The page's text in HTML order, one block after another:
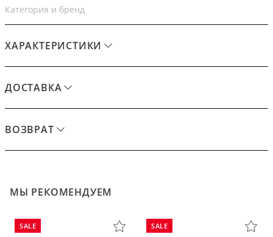
Категория и бренд
ХАРАКТЕРИСТИКИ
ДОСТАВКА
ВОЗВРАТ
МЫ РЕКОМЕНДУЕМ
SALE SALE